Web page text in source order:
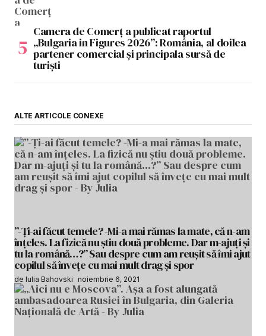
Camera de Comerț a publicat raportul
„Bulgaria in Figures 2026”: România, al doilea
partener comercial și principala sursă de
turiști
ALTE ARTICOLE CONEXE
”-Ți-ai făcut temele? -Mi-a mai rămas la mate, că n-am
înțeles. La fizică nu știu două probleme. Dar m-ajuți și
tu la română…?” Sau despre cum am reușit să îmi ajut
copilul să învețe cu mai mult drag și spor
de Iulia Bahovski noiembrie 6, 2021